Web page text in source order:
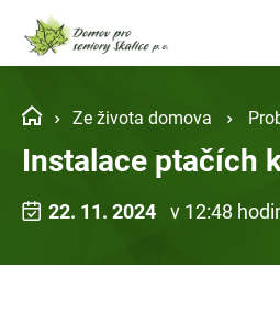
Ze života domova
Instalace ptačích
22. 11. 2024 v 12:48